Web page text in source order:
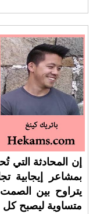
إن المحادثة
بمشاعر إيجابية
يتراوح بين
متساوية ليصبح كل